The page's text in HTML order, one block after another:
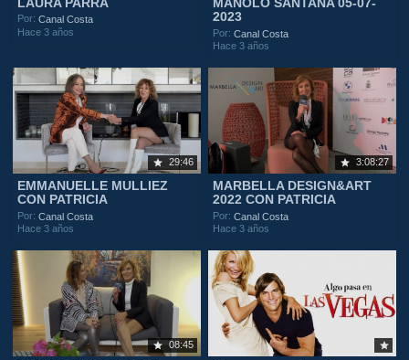
LAURA PARRA
Por:Canal Costa
Hace 3 años
MANOLO SANTANA 05-07-
2023
Por:Canal Costa
Hace 3 años
29:46
EMMANUELLE MULLIEZ
CON PATRICIA
Por:Canal Costa
Hace 3 años
3:08:27
MARBELLA DESIGN&ART
2022 CON PATRICIA
Por:Canal Costa
Hace 3 años
08:45